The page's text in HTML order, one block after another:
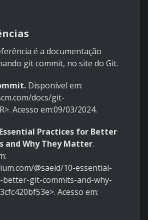
é a documentação
git commit, no site do Git.
Disponível em:
docs/git-
>. Acesso em:09/03/2024.
Practices for Better
and Why They Matter.
@saeid/10-essential-
better-git-commits-and-why-
>. Acesso em: